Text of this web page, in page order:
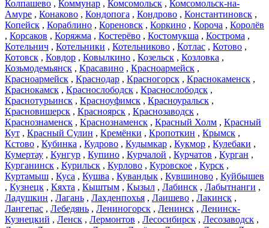
Колпашево , Коммунар , Комсомольск , Комсомольск-на-
Амуре , Конаково , Кондопога , Кондрово , Константиновск ,
Копейск , Кораблино , Кореновск , Коркино , Короча , Королёв
, Корсаков , Коряжма , Костерёво , Костомукша , Кострома ,
Котельнич , Котельники , Котельниково , Котлас , Котово ,
Котовск , Ковдор , Ковылкино , Козельск , Козловка ,
Козьмодемьянск , Красавино , Красноармейск ,
Красноармейск , Краснодар , Красногорск , Краснокаменск ,
Краснокамск , Краснослободск , Краснослободск ,
Краснотурьинск , Красноуфимск , Красноуральск ,
Красновишерск , Красноярск , Краснозаводск ,
Краснознаменск , Краснознаменск , Красный Холм , Красный
Кут , Красный Сулин , Кремёнки , Кропоткин , Крымск ,
Кстово , Кубинка , Кудрово , Кудымкар , Кукмор , Кулебаки ,
Кумертау , Кунгур , Купино , Курчалой , Курчатов , Курган ,
Курганинск , Курильск , Курлово , Куровское , Курск ,
Куртамыш , Куса , Кушва , Кувандык , Кувшиново , Куйбышев
, Кузнецк , Кяхта , Кыштым , Кызыл , Лабинск , Лабытнанги ,
Ладушкин , Лагань , Лахденпохья , Лаишево , Лакинск ,
Лангепас , Лебедянь , Лениногорск , Ленинск , Ленинск-
Кузнецкий , Ленск , Лермонтов , Лесосибирск , Лесозаводск ,